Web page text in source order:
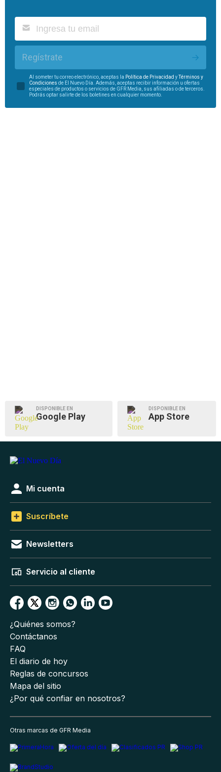
Regístrate
Al someter tu correo electrónico, aceptas la Política de Privacidad y
Términos y
Condiciones de El Nuevo Día. Además, aceptas recibir información u ofertas
especiales de productos o servicios de GFR Media, sus afiliadas o de terceros.
Podrás optar salirte de los boletines en cualquier momento.
DISPONIBLE EN
Google Play
DISPONIBLE EN
App Store
Mi cuenta
Suscríbete
Newsletters
Servicio al cliente
¿Quiénes somos?
Contáctanos
FAQ
El diario de hoy
Reglas de concursos
Mapa del sitio
¿Por qué confiar en nosotros?
Otras marcas de GFR Media